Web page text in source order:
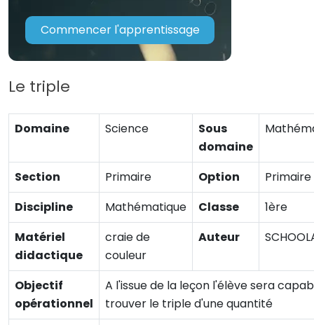
Commencer l'apprentissage
Le triple
Domaine Science
Sous
domaine
Section Primaire Option
Primaire
Discipline
Mathématique Classe
1ère
Matériel
didactique
craie de
couleur
Auteur
Objectif
opérationnel
A l'issue de la leçon l'élève sera
trouver le triple d'une quantité